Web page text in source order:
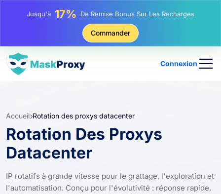
Jusqu'à 17% De Remise Bonus Sur Les Recharges
Remise Sur Les Achats Statiques IP
81%
Commander
Connexion
Accueil Rotation des proxys datacenter
Rotation Des Proxys
Datacenter
IP rotatifs à grande vitesse pour le grattage, l'exploration et
l'automatisation. Conçu pour l'évolutivité : réponse rapide,